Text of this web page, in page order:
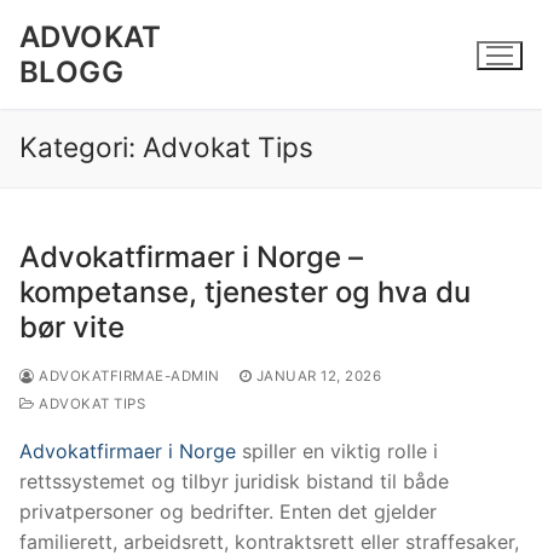
innholdet
ADVOKAT
BLOGG
Kategori: Advokat Tips
Advokatfirmaer i Norge –
kompetanse, tjenester og hva du
bør vite
ADVOKATFIRMAE-ADMIN
JANUAR 12, 2026
ADVOKAT TIPS
Advokatfirmaer i Norge spiller en viktig rolle i
rettssystemet og tilbyr juridisk bistand til både
privatpersoner og bedrifter. Enten det gjelder
familierett, arbeidsrett, kontraktsrett eller straffesaker,